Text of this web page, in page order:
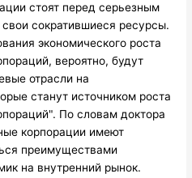
стоят перед серьезным
сократившиеся ресурсы.
экономического роста
вероятно, будут
отрасли на
станут источником роста
По словам доктора
корпорации имеют
преимуществами
на внутренний рынок.